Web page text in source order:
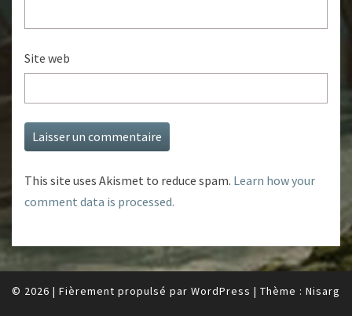
Site web
This site uses Akismet to reduce spam. Learn how your
comment data is processed.
© 2026 | Fièrement propulsé par WordPress | Thème : Nisarg